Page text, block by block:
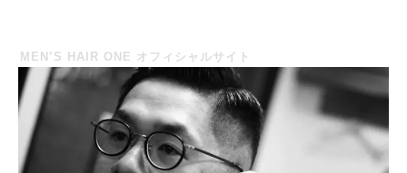
MEN’S HAIR ONE オフィシャルサイト